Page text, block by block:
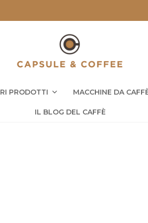
PRODOTTI MACCHINE DA
IL BLOG DEL CAFFÈ